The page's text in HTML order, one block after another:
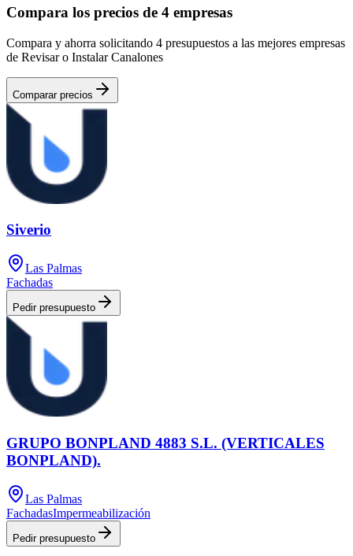
Compara los precios de 4 empresas
Compara y ahorra solicitando 4 presupuestos a las mejores empresas
de Revisar o Instalar Canalones
Comparar precios
Siverio
Las Palmas
Fachadas
Pedir presupuesto
GRUPO BONPLAND 4883 S.L. (VERTICALES
BONPLAND).
Las Palmas
FachadasImpermeabilización
Pedir presupuesto